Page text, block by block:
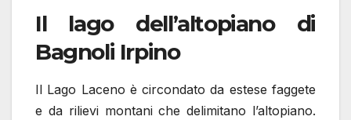
Il lago dell’altopiano di
Bagnoli Irpino
Il Lago Laceno è circondato da estese faggete
e da rilievi montani che delimitano l’altopiano.